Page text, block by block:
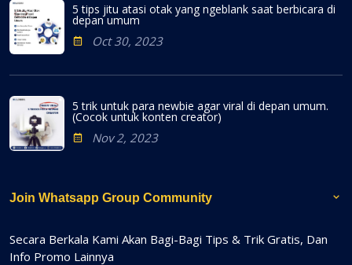
5 tips jitu atasi otak yang ngeblank saat berbicara di
depan umum
Oct 30, 2023
5 trik untuk para newbie agar viral di depan umum.
(Cocok untuk konten creator)
Nov 2, 2023
Join Whatsapp Group Community
Secara Berkala Kami Akan Bagi-Bagi Tips & Trik Gratis, Dan
Info Promo Lainnya